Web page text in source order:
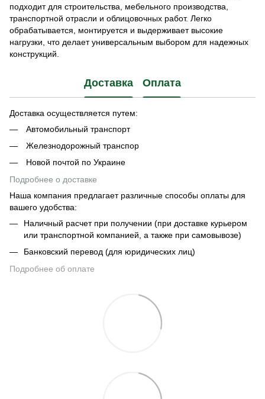
подходит для строительства, мебельного производства,
транспортной отрасли и облицовочных работ. Легко
обрабатывается, монтируется и выдерживает высокие
нагрузки, что делает универсальным выбором для надежных
конструкций.
Доставка Оплата
Доставка осуществляется путем:
Автомобильный транспорт
Железнодорожный транспор
Новой почтой по Украине
Подробнее о доставке
Наша компания предлагает различные способы оплаты для
вашего удобства:
Наличный расчет при получении (при доставке курьером
или транспортной компанией, а также при самовывозе)
Банковский перевод (для юридических лиц)
Подробнее об оплате